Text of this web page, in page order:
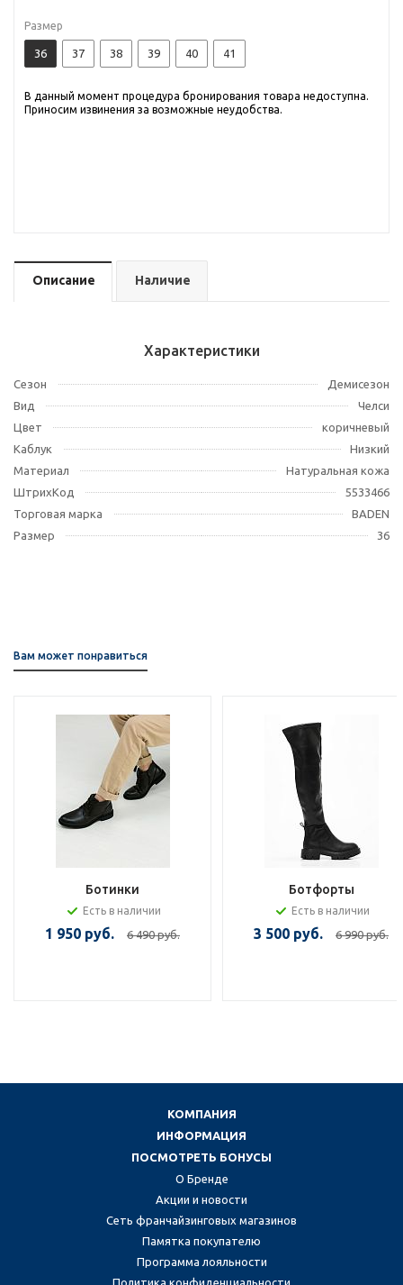
Размер
36 37 38 39 40 41
В данный момент процедура бронирования товара недоступна.
Приносим извинения за возможные неудобства.
Описание Наличие
Характеристики
Сезон
Демисезон
Вид
Челси
Цвет
коричневый
Каблук
Низкий
Материал
Натуральная кожа
ШтрихКод
5533466
Торговая марка
BADEN
Размер
36
Вам может понравиться
Ботинки
Есть в наличии
1 950 руб. 6 490 руб.
Ботфорты
Есть в наличии
3 500 руб. 6 990 руб.
КОМПАНИЯ
ИНФОРМАЦИЯ
ПОСМОТРЕТЬ БОНУСЫ
О Бренде
Акции и новости
Сеть франчайзинговых магазинов
Памятка покупателю
Программа лояльности
Политика конфиденциальности